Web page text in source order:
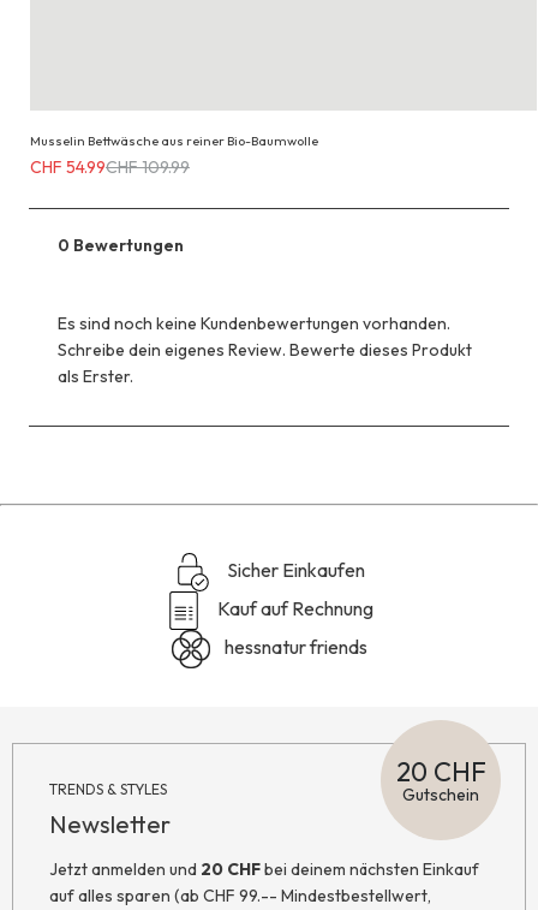
Musselin Bettwäsche aus reiner Bio-Baumwolle
Erhältlich
CHF 54.99
anstatt
CHF 54.99CHF 109.99
0 Bewertungen
Es sind noch keine Kundenbewertungen vorhanden.
Schreibe dein eigenes Review. Bewerte dieses Produkt
als Erster.
Sicher Einkaufen
Kauf auf Rechnung
hessnatur friends
TRENDS & STYLES
Newsletter
20 CHF
Gutschein
Jetzt anmelden und 20 CHFbei deinem nächsten Einkauf
auf alles sparen (ab CHF 99.-- Mindestbestellwert,